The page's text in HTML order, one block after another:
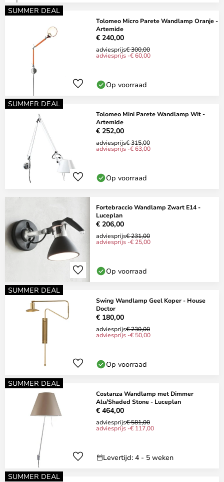
SUMMER DEAL
Tolomeo Micro Parete Wandlamp Oranje -
Artemide
€ 240,00
adviesprijs€ 300,00
adviesprijs -€ 60,00
Op voorraad
SUMMER DEAL
Tolomeo Mini Parete Wandlamp Wit -
Artemide
€ 252,00
adviesprijs€ 315,00
adviesprijs -€ 63,00
Op voorraad
Fortebraccio Wandlamp Zwart E14 -
Luceplan
€ 206,00
adviesprijs€ 231,00
adviesprijs -€ 25,00
Op voorraad
SUMMER DEAL
Swing Wandlamp Geel Koper - House
Doctor
€ 180,00
adviesprijs€ 230,00
adviesprijs -€ 50,00
Op voorraad
SUMMER DEAL
Costanza Wandlamp met Dimmer
Alu/Shaded Stone - Luceplan
€ 464,00
adviesprijs€ 581,00
adviesprijs -€ 117,00
Levertijd: 4 - 5 weken
SUMMER DEAL